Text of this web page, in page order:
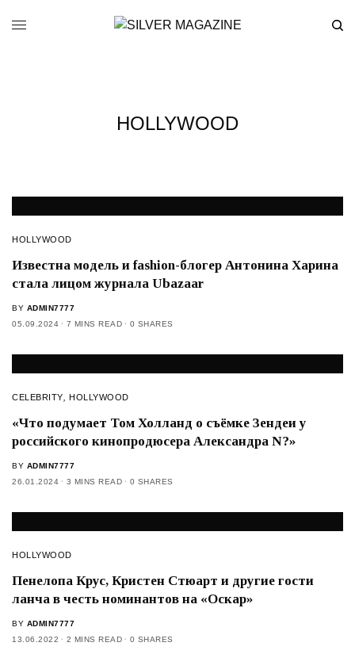
HOLLYWOOD
HOLLYWOOD
Известна модель и fashion-блогер Антонина Харина
стала лицом журнала Ubazaar
BY ADMIN7777
05.09.2024
7 MINS READ 0 SHARES
CELEBRITY ,HOLLYWOOD
«Что подумает Том Холланд о съёмке Зендеи у
российского кинопродюсера Александра N?»
BY ADMIN7777
26.01.2024
3 MINS READ 0 SHARES
HOLLYWOOD
Пенелопа Крус, Кристен Стюарт и другие гости
ланча в честь номинантов на «Оскар»
BY ADMIN7777
13.06.2022
2 MINS READ 0 SHARES